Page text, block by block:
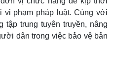
vi phạm pháp luật. Cùng với
trung tuyên truyền, nâng
dân trong việc bảo vệ bản